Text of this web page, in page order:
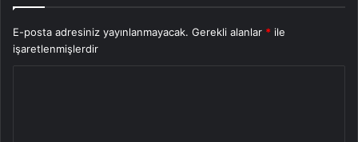
E-posta adresiniz yayınlanmayacak. Gerekli alanlar * ile
işaretlenmişlerdir